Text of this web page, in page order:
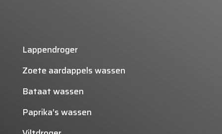
Lappendroger
Zoete aardappels wassen
Bataat wassen
Paprika’s wassen